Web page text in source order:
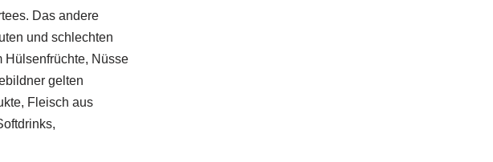
Das andere
und schlechten
Hülsenfrüchte, Nüsse
gelten
Fleisch aus